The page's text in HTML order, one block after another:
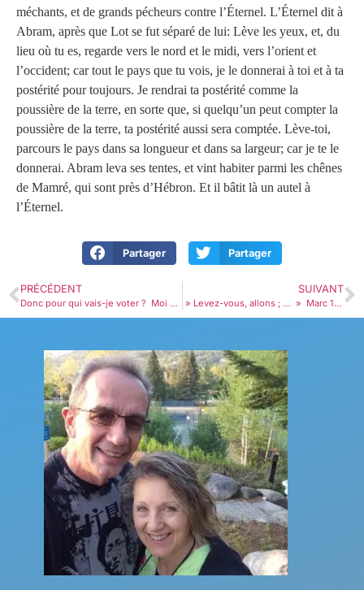
méchants, et de grands pécheurs contre l’Éternel. L’Éternel dit à
Abram, après que Lot se fut séparé de lui: Lève les yeux, et, du
lieu où tu es, regarde vers le nord et le midi, vers l’orient et
l’occident; car tout le pays que tu vois, je le donnerai à toi et à ta
postérité pour toujours. Je rendrai ta postérité comme la
poussière de la terre, en sorte que, si quelqu’un peut compter la
poussière de la terre, ta postérité aussi sera comptée. Lève-toi,
parcours le pays dans sa longueur et dans sa largeur; car je te le
donnerai. Abram leva ses tentes, et vint habiter parmi les chênes
de Mamré, qui sont près d’Hébron. Et il bâtit là un autel à
l’Éternel.
Partager Partager
PRÉCÉDENT
Donc pour qui vais-je voter ? Moi non plus je ne vous le dirai pas… ! Marc 11.25-33
SUIVANT
» Levez-vous, allons ; … » Marc 14.32-42